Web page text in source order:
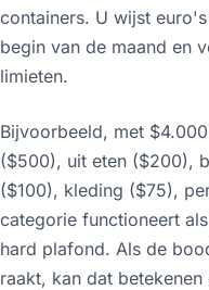
containers. U wijst
begin van de maand en
limieten.
Bijvoorbeeld, met
($500), uit eten ($200),
($100), kleding ($75),
categorie functioneert
hard plafond. Als de
raakt, kan dat